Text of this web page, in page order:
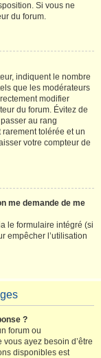
Si vous ne
du forum.
indiquent le nombre
que les modérateurs
modifier
du forum. Évitez de
au rang
tolérée et un
votre compteur de
me demande de me
le formulaire intégré (si
empêcher l’utilisation
?
forum ou
ayez besoin d’être
disponibles est